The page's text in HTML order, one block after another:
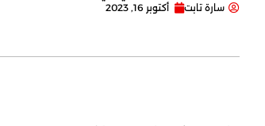
سارة تابت أكتوبر 16, 2023